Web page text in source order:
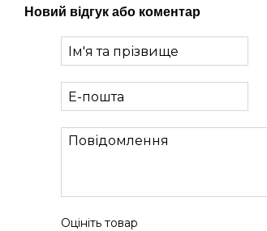
Новий відгук або коментар
Оцініть товар